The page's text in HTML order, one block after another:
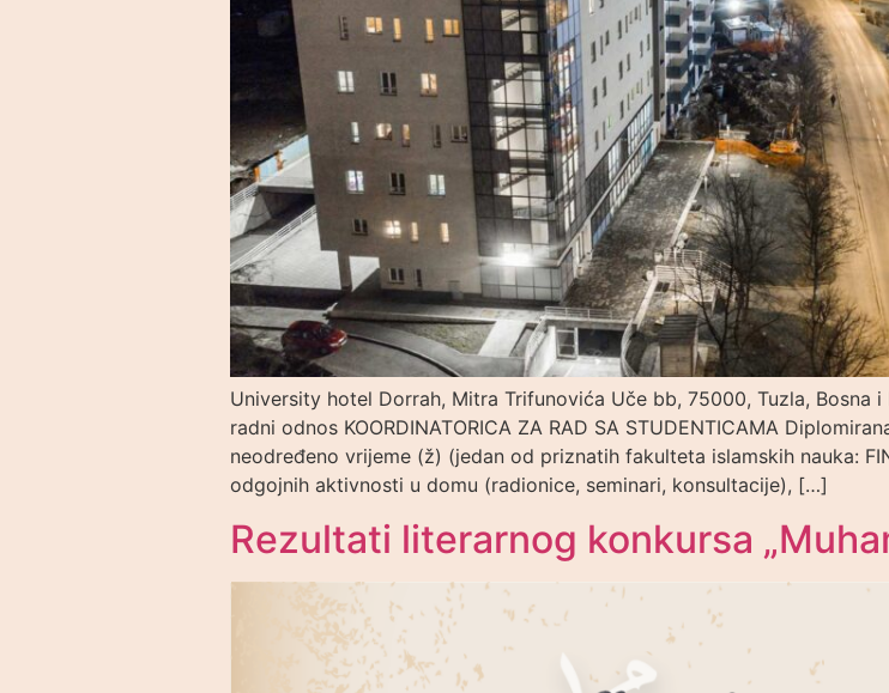
University hotel Dorrah, Mitra Trifunovića Uče bb, 75000, Tuzla, Bosna
radni odnos KOORDINATORICA ZA RAD SA STUDENTICAMA
neodređeno vrijeme (ž) (jedan od priznatih fakulteta islamskih nauka:
odgojnih aktivnosti u domu (radionice, seminari, konsultacije), […]
Rezultati literarnog konkursa